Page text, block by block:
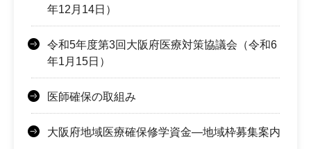
年12月14日）
令和5年度第3回大阪府医療対策協議会（令和6
年1月15日）
医師確保の取組み
大阪府地域医療確保修学資金―地域枠募集案内